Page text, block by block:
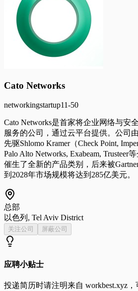
Cato Networks
networkingstartup11-50
Cato Networks是首家将企业网络与安
服务的公司，通过云平台提供。公司
先驱Shlomo Kramer（Check Point,
Palo Alto Networks, Exabeam, Trusteer
催生了全新的产品类别，后来被
到2028年市场规模将达到285亿美元。
总部
以色列, Tel Aviv District
关注公司 屏蔽公司
应聘小贴士
投递简历时请注明来自 workbest.xyz